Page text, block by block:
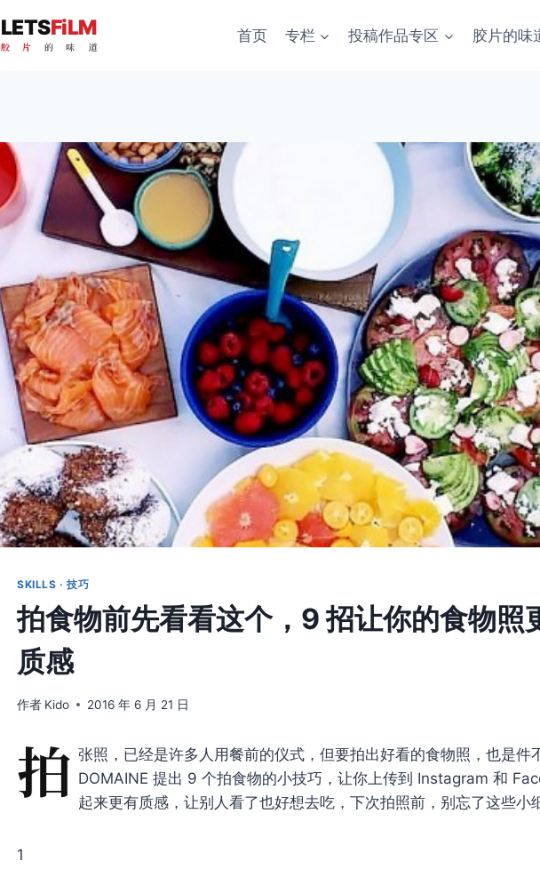
LETSFiLM
胶 片 的 味 道
首页 专栏 投稿作品专区 胶片的味
SKILLS · 技巧
拍食物前先看看这个，9 招让你的食物照
质感
作者 Kido 2016 年 6 月 21 日
拍 张照，已经是许多人用餐前的仪式，但要拍出好看的食物照，也是件
DOMAINE 提出 9 个拍食物的小技巧，让你上传到 Instagram 和
起来更有质感，让别人看了也好想去吃，下次拍照前，别忘了这些小
1